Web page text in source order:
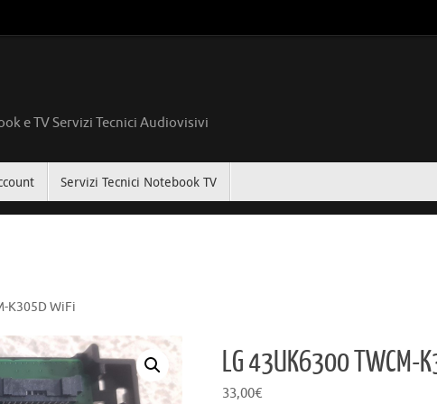
e TV Servizi Tecnici Audiovisivi
Servizi Tecnici Notebook TV
K305D WiFi
LG 43UK6300 TWCM-
33,00€